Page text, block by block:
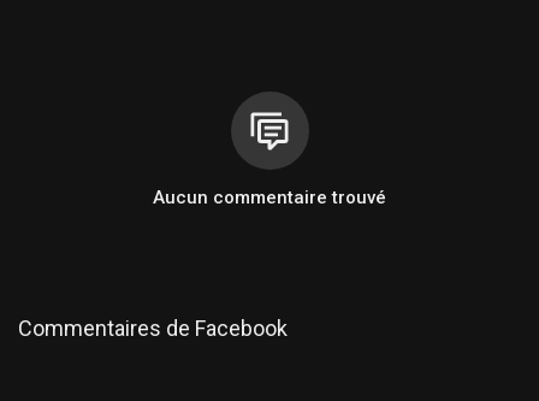
Aucun commentaire trouvé
Commentaires de Facebook